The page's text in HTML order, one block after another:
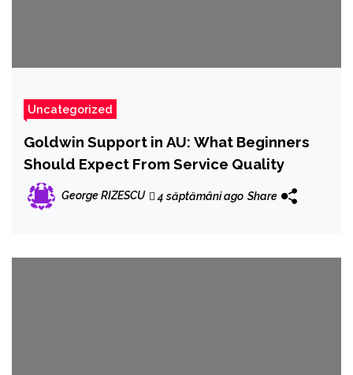
Uncategorized
Goldwin Support in AU: What Beginners
Should Expect From Service Quality
George RIZESCU 4 săptămâni ago Share